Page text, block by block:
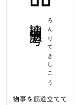
ろんりてきしこう
物事を筋道立てて